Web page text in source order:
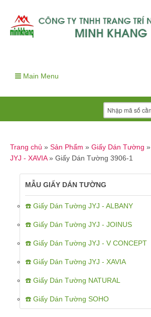
Main Menu
Trang chủ » Sản Phẩm » Giấy Dán Tường »
JYJ - XAVIA» Giấy Dán Tường 3906-1
MẪU GIẤY DÁN TƯỜNG
☎️ Giấy Dán Tường JYJ - ALBANY
☎️ Giấy Dán Tường JYJ - JOINUS
☎️ Giấy Dán Tường JYJ - V CONCEPT
☎️ Giấy Dán Tường JYJ - XAVIA
☎️ Giấy Dán Tường NATURAL
☎️ Giấy Dán Tường SOHO